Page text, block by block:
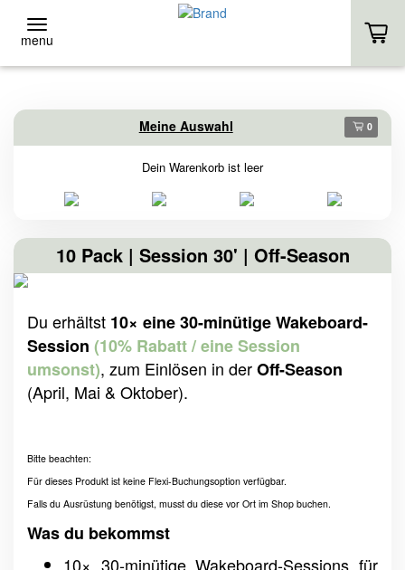
menu
Meine Auswahl 0
Dein Warenkorb ist leer
10 Pack | Session 30' | Off-Season
Du erhältst 10× eine 30-minütige Wakeboard-
Session (10% Rabatt / eine Session
umsonst), zum Einlösen in derOff-Season
(April, Mai & Oktober).
Bitte beachten:
Für dieses Produkt ist keine Flexi-Buchungsoption verfügbar.
Falls du Ausrüstung benötigst, musst du diese vor Ort im Shop buchen.
Was du bekommst
10× 30-minütige Wakeboard-Sessions für
Event-Location
EVENT ANFRAGE
Stand-Up
KURSE
HOMEPAGE